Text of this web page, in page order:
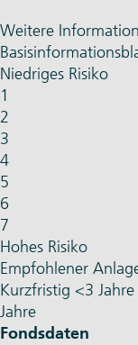
Weitere
Niedriges Risiko
1
2
3
4
5
6
7
Hohes Risiko
Empfohlener
Kurzfristig <3 Jahre
Jahre
Fondsdaten